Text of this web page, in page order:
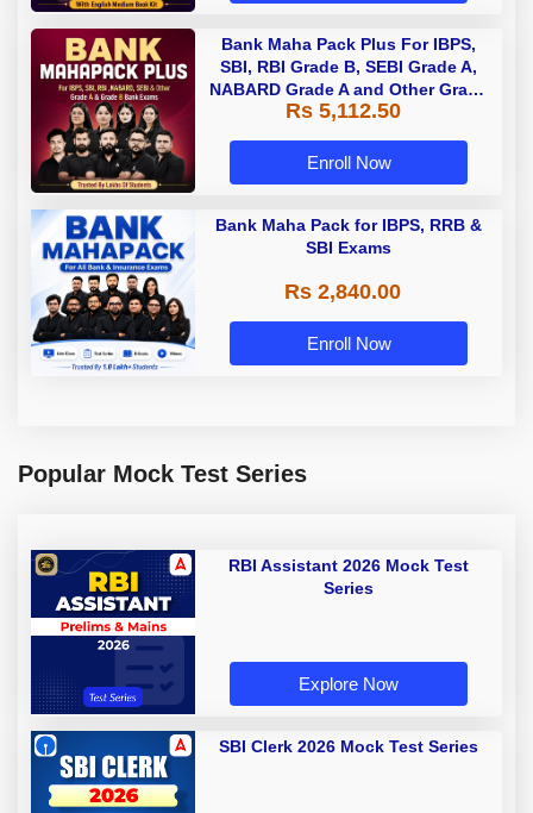
Bank Maha Pack Plus For IBPS,
SBI, RBI Grade B, SEBI Grade A,
NABARD Grade A and Other Grade
A & Grade B Bank Exams
Rs 5,112.50
Enroll Now
Bank Maha Pack for IBPS, RRB &
SBI Exams
Rs 2,840.00
Enroll Now
Popular Mock Test Series
RBI Assistant 2026 Mock Test
Series
Explore Now
SBI Clerk 2026 Mock Test Series